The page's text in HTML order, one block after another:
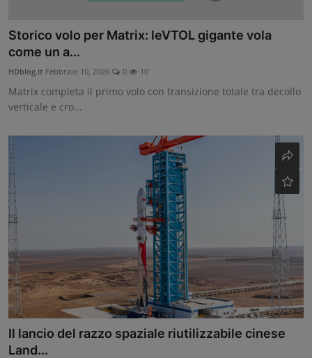
Storico volo per Matrix: leVTOL gigante vola
come un a...
HDblog.it Febbraio 10, 2026 0 10
Matrix completa il primo volo con transizione totale tra decollo
verticale e cro...
Il lancio del razzo spaziale riutilizzabile cinese
Land...